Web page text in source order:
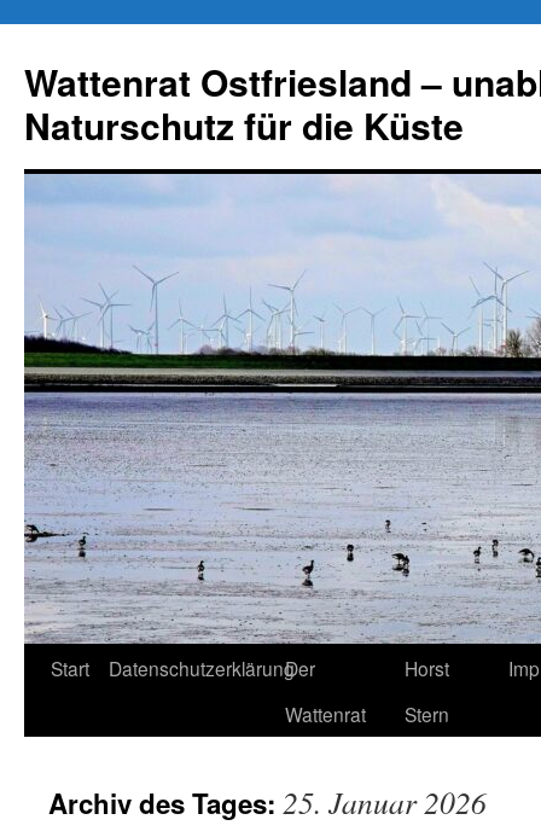
springen
Wattenrat Ostfriesland –
Naturschutz für die Küste
Start DatenschutzerklärungDer
Wattenrat
Horst
Stern
Archiv des Tages: 25. Januar 2026